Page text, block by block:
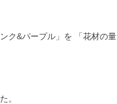
ク&パープル」を 「花材の量
。